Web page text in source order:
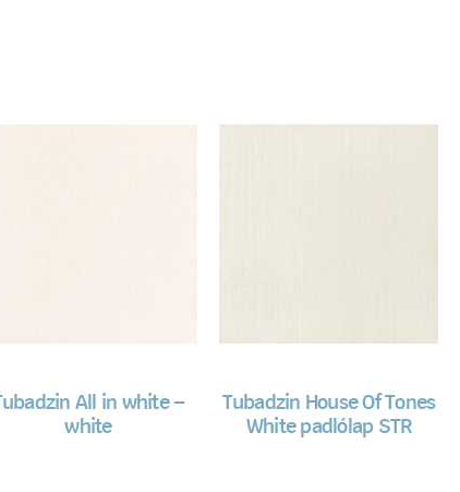
Tubadzin All in white –
white
Tubadzin House Of Tones
White padlólap STR